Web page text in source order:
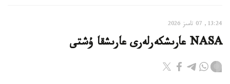
13:24, 07 تامىز 2026
NASA عارىشكەرلەرى عارىشقا ۇشتى